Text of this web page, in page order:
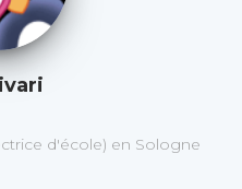
d'école) en Sologne